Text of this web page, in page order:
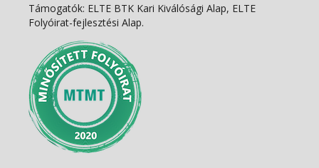
Támogatók: ELTE BTK Kari Kiválósági Alap, ELTE
Folyóirat-fejlesztési Alap.